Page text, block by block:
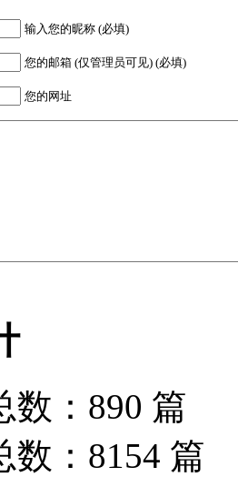
输入您的昵称 (必填)
您的邮箱 (仅管理员可见) (必填)
您的网址
数：890 篇
数：8154 篇